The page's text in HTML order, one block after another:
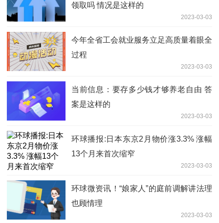
领取吗 情况是这样的
2023-03-03
今年全省工会就业服务立足高质量着眼全
过程
2023-03-03
当前信息：要存多少钱才够养老自由 答
案是这样的
2023-03-03
环球播报:日本东京2月物价涨3.3% 涨幅
13个月来首次缩窄
2023-03-03
环球微资讯！“娘家人”的庭前调解讲法理
也顾情理
2023-03-03